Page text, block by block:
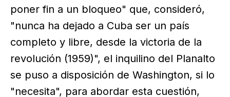
poner fin a un bloqueo" que, consideró,
"nunca ha dejado a Cuba ser un país
completo y libre, desde la victoria de la
revolución (1959)", el inquilino del Planalto
se puso a disposición de Washington, si lo
"necesita", para abordar esta cuestión,